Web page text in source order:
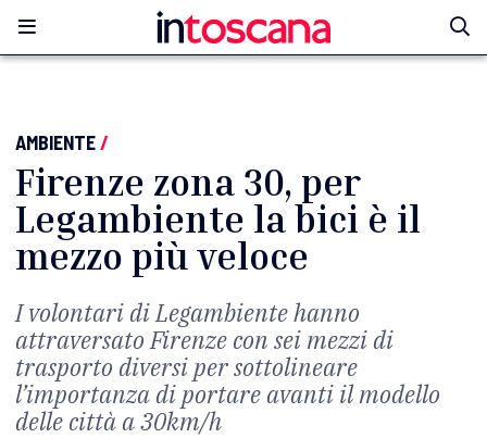
AMBIENTE/
Firenze zona 30, per
Legambiente la bici è il
mezzo più veloce
I volontari di Legambiente hanno
attraversato Firenze con sei mezzi di
trasporto diversi per sottolineare
l’importanza di portare avanti il modello
delle città a 30km/h